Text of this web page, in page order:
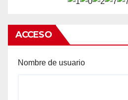
ACCESO
Nombre de usuario